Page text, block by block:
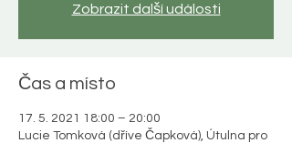
Zobrazit další události
Čas a místo
17. 5. 2021 18:00 – 20:00
Lucie Tomková (dříve Čapková), Útulna pro